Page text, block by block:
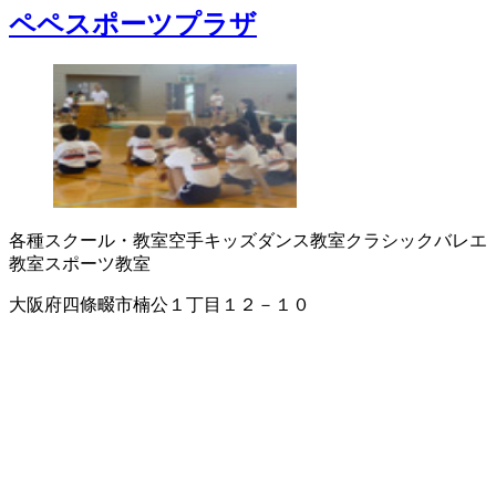
ペペスポーツプラザ
各種スクール・教室空手キッズダンス教室クラシックバレエ
教室スポーツ教室
大阪府四條畷市楠公１丁目１２－１０